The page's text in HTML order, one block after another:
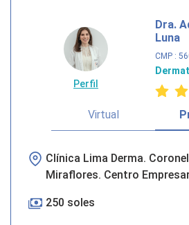
Perfil
Dra.
Luna
CMP :
Virtual
Clínica Lima Derma.
Miraflores. Centro
250 soles